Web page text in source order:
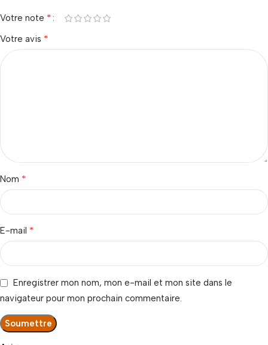
Votre note *
Votre avis *
Nom *
E-mail *
Enregistrer mon nom, mon e-mail et mon site dans le
navigateur pour mon prochain commentaire.